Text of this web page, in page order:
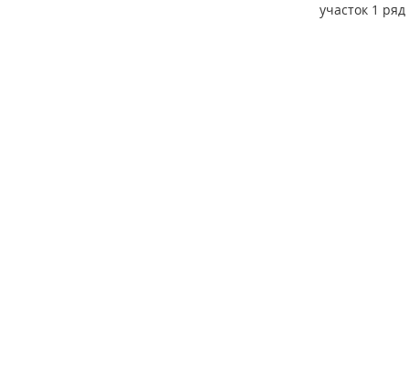
участок 1